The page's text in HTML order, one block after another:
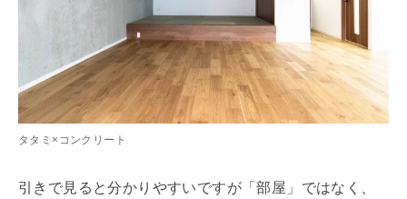
タタミ×コンクリート
引きで見ると分かりやすいですが「部屋」ではなく、